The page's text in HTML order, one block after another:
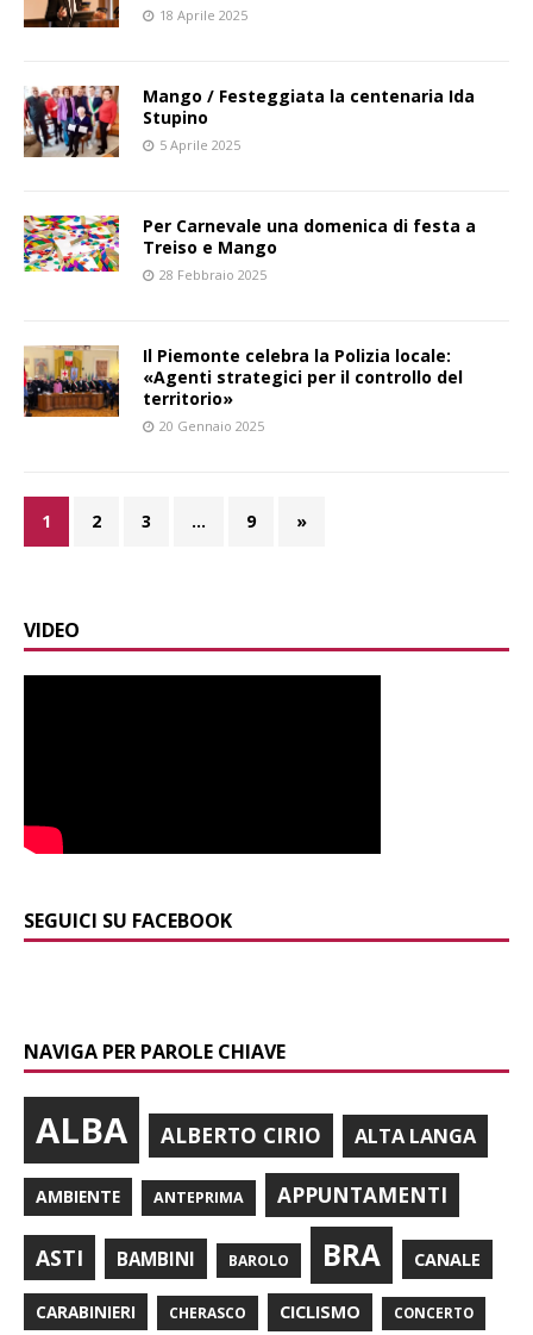
18 Aprile 2025
Mango / Festeggiata la centenaria Ida
Stupino
5 Aprile 2025
Per Carnevale una domenica di festa a
Treiso e Mango
28 Febbraio 2025
Il Piemonte celebra la Polizia locale:
«Agenti strategici per il controllo del
territorio»
20 Gennaio 2025
1 2 3 … 9 »
VIDEO
SEGUICI SU FACEBOOK
NAVIGA PER PAROLE CHIAVE
ALBA ALBERTO CIRIO ALTA LANGA
AMBIENTE ANTEPRIMA APPUNTAMENTI
ASTI BAMBINI BAROLO BRA CANALE
CARABINIERI CHERASCO CICLISMO CONCERTO